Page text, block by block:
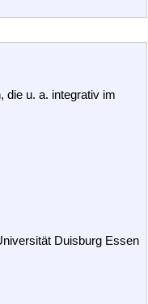
die u. a. integrativ im
Duisburg Essen